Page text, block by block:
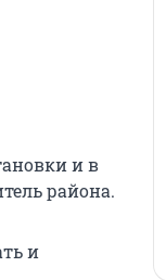
и в
района.
и